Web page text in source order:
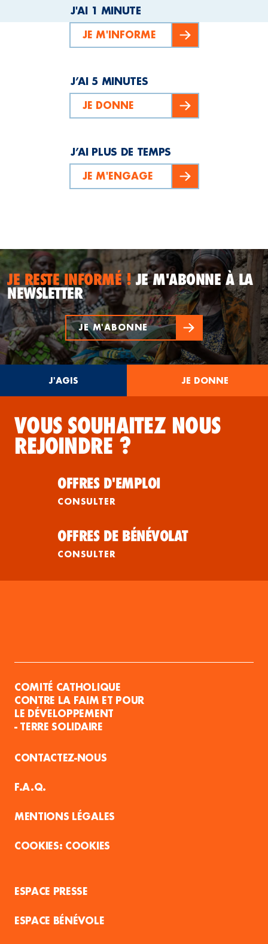
J'AI 1 MINUTE
JE M'INFORME
J’AI 5 MINUTES
JE DONNE
J’AI PLUS DE TEMPS
JE M'ENGAGE
JE RESTE INFORMÉ !JE M'ABONNE À LA
NEWSLETTER
JE M'ABONNE
J'AGIS JE DONNE
VOUS SOUHAITEZ NOUS
REJOINDRE ?
OFFRES D'EMPLOI
CONSULTER
OFFRES DE BÉNÉVOLAT
CONSULTER
COMITÉ CATHOLIQUE
CONTRE LA FAIM ET POUR
LE DÉVELOPPEMENT
- TERRE SOLIDAIRE
CONTACTEZ-NOUS
F.A.Q.
MENTIONS LÉGALES
COOKIES
ESPACE PRESSE
ESPACE BÉNÉVOLE